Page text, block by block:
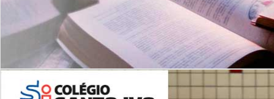
Leituras Literárias
6º AO 9º ANO FUNDAMENTAL
Inglês: Turmas Reduzidas
(Proficiência)